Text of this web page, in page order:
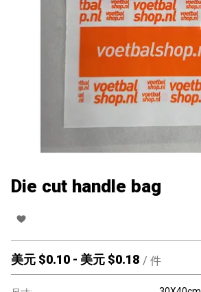
Die cut handle bag
美元 $0.10 - 美元 $0.18 / 件